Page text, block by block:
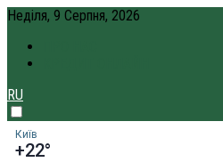
Неділя, 9 Серпня, 2026
RU
Київ
+22°